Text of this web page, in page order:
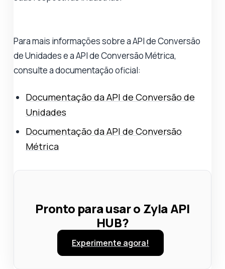
Para mais informações sobre a API de Conversão
de Unidades e a API de Conversão Métrica,
consulte a documentação oficial:
Documentação da API de Conversão de
Unidades
Documentação da API de Conversão
Métrica
Pronto para usar o Zyla API
HUB?
Experimente agora!